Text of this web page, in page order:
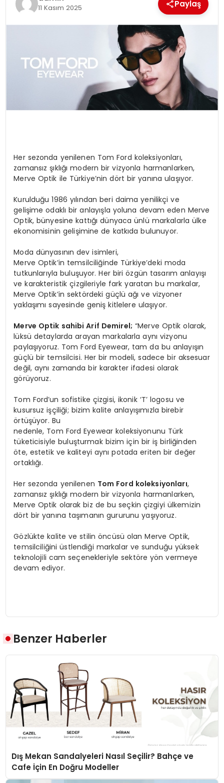
11 Kasım 2025 Paylaş
Her sezonda yenilenen Tom Ford koleksiyonları,
zamansız şıklığı modern bir vizyonla harmanlarken,
Merve Optik ile Türkiye’nin dört bir yanına ulaşıyor.
Kurulduğu 1986 yılından beri daima yenilikçi ve
gelişime odaklı bir anlayışla yoluna devam eden Merve
Optik, bünyesine kattığı dünyaca ünlü markalarla ülke
ekonomisinin gelişimine de katkıda bulunuyor.
Moda dünyasının dev isimleri,
Merve Optik’in temsilciliğinde Türkiye’deki moda
tutkunlarıyla buluşuyor. Her biri özgün tasarım anlayışı
ve karakteristik çizgileriyle fark yaratan bu markalar,
Merve Optik’in sektördeki güçlü ağı ve vizyoner
yaklaşımı sayesinde geniş kitlelere ulaşıyor.
Merve Optik sahibi Arif Demirel; “Merve Optik olarak,
lüksü detaylarda arayan markalarla aynı vizyonu
paylaşıyoruz. Tom Ford Eyewear, tam da bu anlayışın
güçlü bir temsilcisi. Her bir modeli, sadece bir aksesuar
değil, aynı zamanda bir karakter ifadesi olarak
görüyoruz.
Tom Ford’un sofistike çizgisi, ikonik ‘T’ logosu ve
kusursuz işçiliği; bizim kalite anlayışımızla birebir
örtüşüyor. Bu
nedenle, Tom Ford Eyewear koleksiyonunu Türk
tüketicisiyle buluşturmak bizim için bir iş birliğinden
öte, estetik ve kaliteyi aynı potada eriten bir değer
ortaklığı.
Her sezonda yenilenen Tom Ford koleksiyonları,
zamansız şıklığı modern bir vizyonla harmanlarken,
Merve Optik olarak biz de bu seçkin çizgiyi ülkemizin
dört bir yanına taşımanın gururunu yaşıyoruz.
Gözlükte kalite ve stilin öncüsü olan Merve Optik,
temsilciliğini üstlendiği markalar ve sunduğu yüksek
teknolojili cam seçenekleriyle sektöre yön vermeye
devam ediyor.
Benzer Haberler
Dış Mekan Sandalyeleri Nasıl Seçilir? Bahçe ve
Cafe İçin En Doğru Modeller